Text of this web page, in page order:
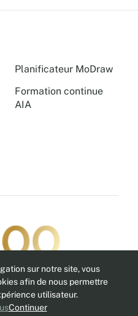
nous
Planificateur MoDraw
Formation continue
AIA
sur notre site, vous
afin de nous permettre
utilisateur.
Continuer